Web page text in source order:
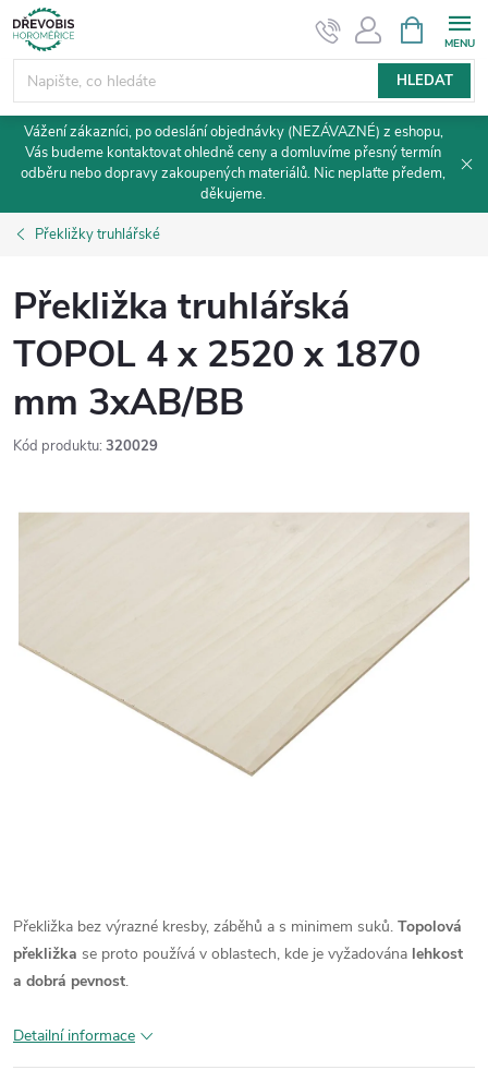
Přejít
na
obsah
HLEDAT
NÁKUPNÍ
KOŠÍK
Vážení zákazníci, po odeslání objednávky (NEZÁVAZNÉ) z eshopu,
Vás budeme kontaktovat ohledně ceny a domluvíme přesný termín
odběru nebo dopravy zakoupených materiálů. Nic neplaťte předem,
děkujeme.
Překližky truhlářské
Překližka truhlářská
TOPOL 4 x 2520 x 1870
mm 3xAB/BB
Kód produktu: 320029
Překližka bez výrazné kresby, záběhů a s minimem suků. Topolová
překližka se proto používá v oblastech, kde je vyžadována lehkost
a dobrá pevnost.
Detailní informace